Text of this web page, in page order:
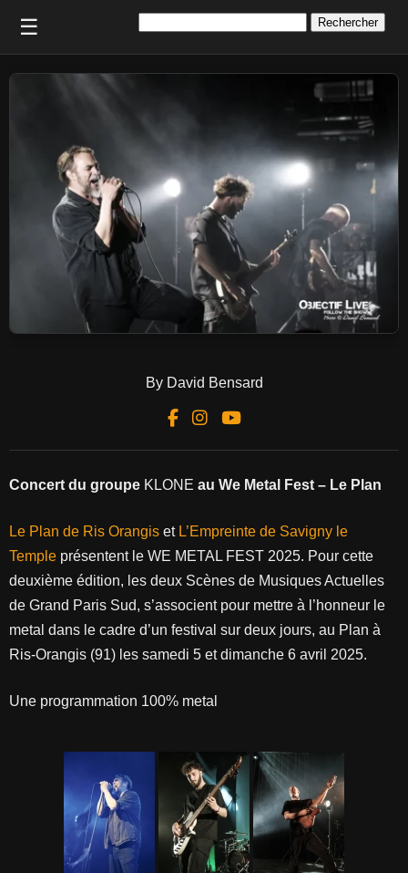
☰
By David Bensard
Concert du groupe KLONE au We Metal Fest – Le Plan
Le Plan de Ris Orangis et L’Empreinte de Savigny le
Temple présentent le WE METAL FEST 2025. Pour cette
deuxième édition, les deux Scènes de Musiques Actuelles
de Grand Paris Sud, s’associent pour mettre à l’honneur le
metal dans le cadre d’un festival sur deux jours, au Plan à
Ris-Orangis (91) les samedi 5 et dimanche 6 avril 2025.
Une programmation 100% metal